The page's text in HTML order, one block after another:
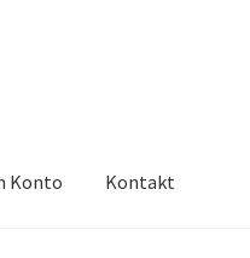
Konto Kontakt